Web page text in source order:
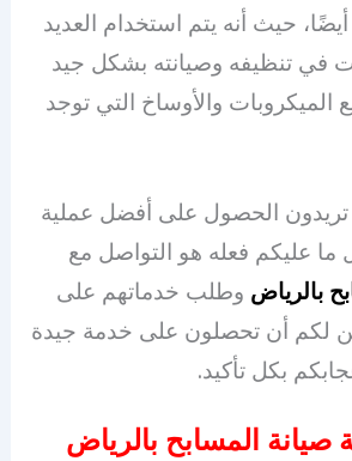
حيث أنه يتم استخدام العديد
في تنظيفه وصيانته بشكل جيد
والأوساخ التي توجد
تريدون الحصول على أفضل عملية
عليكم فعله هو التواصل مع
بالرياض وطلب خدماتهم على
لكم أن تحصلون على خدمة جيدة
بكل تأكيد.
المسابح بالرياض